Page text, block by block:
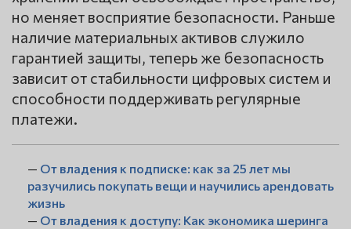
но меняет восприятие безопасности. Раньше
наличие материальных активов служило
гарантией защиты, теперь же безопасность
зависит от стабильности цифровых систем и
способности поддерживать регулярные
платежи.
— От владения к подписке: как за 25 лет мы
разучились покупать вещи и научились арендовать
жизнь
— От владения к доступу: Как экономика шеринга